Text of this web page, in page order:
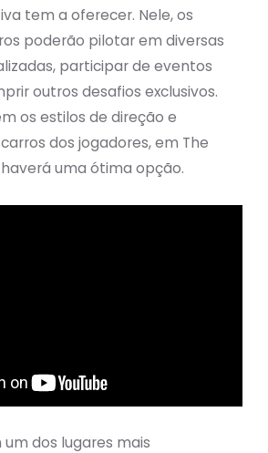
tem a oferecer. Nele, os
poderão pilotar em diversas
participar de eventos
outros desafios exclusivos.
os estilos de direção e
dos jogadores, em The
uma ótima opção.
dos lugares mais